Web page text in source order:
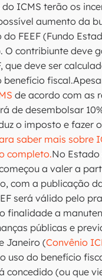
ICMS terão os
aumento da
FEEF (Fundo
O contribiunte deve
que deve ser
de acordo com as
de desembolsar
o imposto e fazer
saber mais sobre
completo.No Estado
a valer a
com a publicação
será válido pelo
finalidade a
públicas e
Janeiro (Convênio
uso do benefício
concedido (ou que